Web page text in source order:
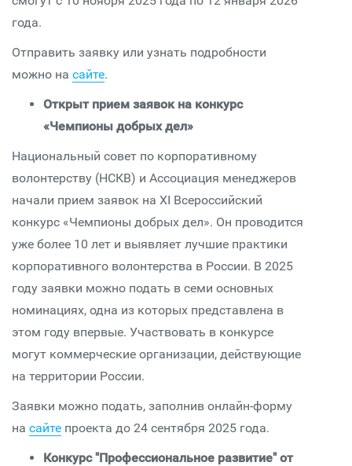
года.
Отправить заявку или узнать подробности
можно на сайте.
Открыт прием заявок на конкурс
«Чемпионы добрых дел»
Национальный совет по корпоративному
волонтерству (НСКВ) и Ассоциация менеджеров
начали прием заявок на XI Всероссийский
конкурс «Чемпионы добрых дел». Он проводится
уже более 10 лет и выявляет лучшие практики
корпоративного волонтерства в России. В 2025
году заявки можно подать в семи основных
номинациях, одна из которых представлена в
этом году впервые. Участвовать в конкурсе
могут коммерческие организации, действующие
на территории России.
Заявки можно подать, заполнив онлайн-форму
на сайте проекта до 24 сентября 2025 года.
Конкурс "Профессиональное развитие" от